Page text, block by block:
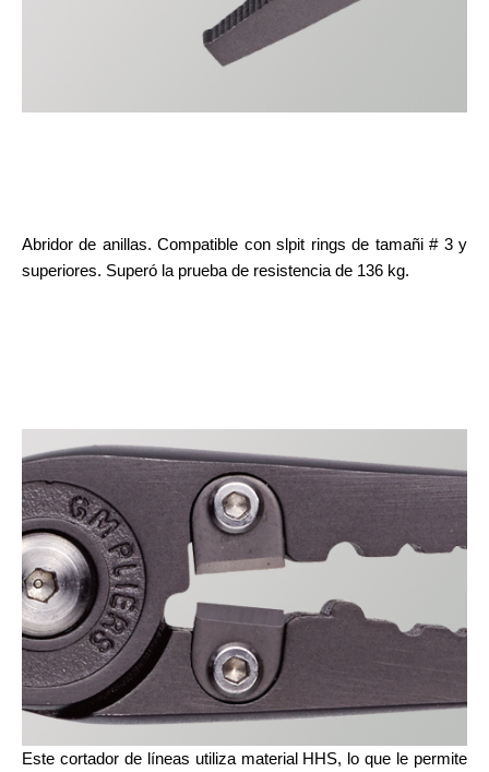
Abridor de anillas. Compatible con slpit rings de tamañi # 3 y
superiores. Superó la prueba de resistencia de 136 kg.
Este cortador de líneas utiliza material HHS, lo que le permite